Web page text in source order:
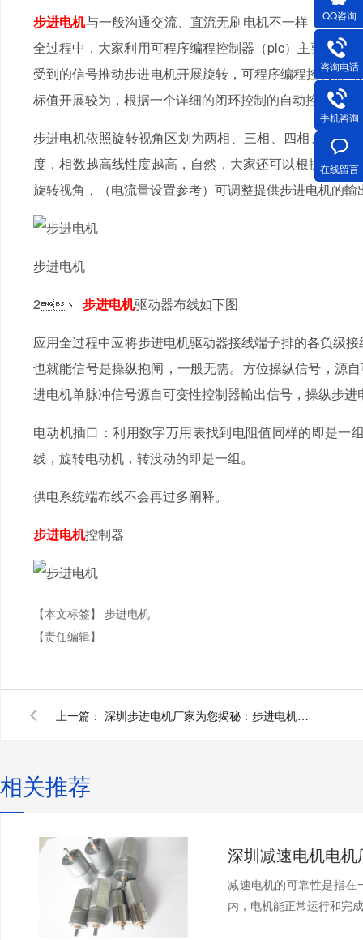
步进电机与一般沟通交流、直流无刷电机不一样，
全过程中，大家利用可程序编程控制器（plc）主要参数
受到的信号推动步进电机开展旋转，可程序编程控制
标值开展较为，根据一个详细的闭环控制的自动控制系统
步进电机依照旋转视角区划为两相、三相、四相、
度，相数越高线性度越高，自然，大家还可以
旋转视角，（电流量设置参考）可调整提供步进电机的輸
步进电机
2、 步进电机驱动器布线如下图
应用全过程中应将步进电机驱动器接线端子排的各负级接线
也就能信号是操纵抱闸，一般无需。方位操纵信号，源
进电机单脉冲信号源自可变性控制器輸出信号，操纵步进电
电动机插口：利用数字万用表找到电阻值同样的即是一组
线，旋转电动机，转没动的即是一组。
供电系统端布线不会再过多阐释。
步进电机控制器
【本文标签】 步进电机
【责任编辑】
上一篇： 深圳步进电机厂家为您揭秘：步进电机工作原理
相关推荐
减速电机的可靠性是指在
内，电机能正常运行和
QQ咨询
咨询电话
手机咨询
在线留言